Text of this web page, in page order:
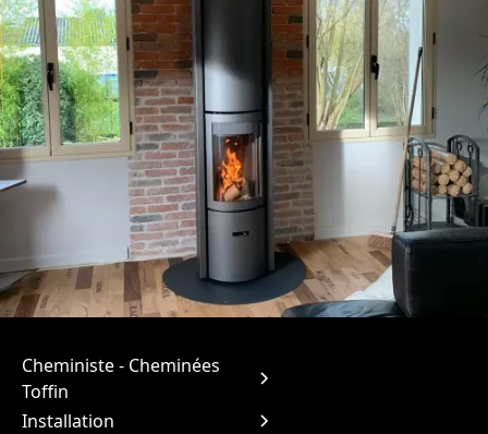
Cheministe - Cheminées
Toffin
Installation